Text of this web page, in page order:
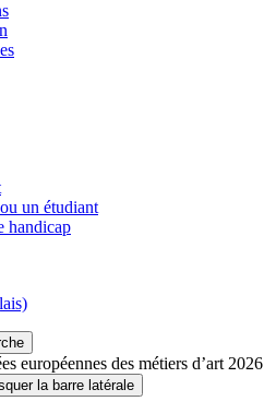
un étudiant
handicap
européennes des métiers d’art 2026
la barre latérale